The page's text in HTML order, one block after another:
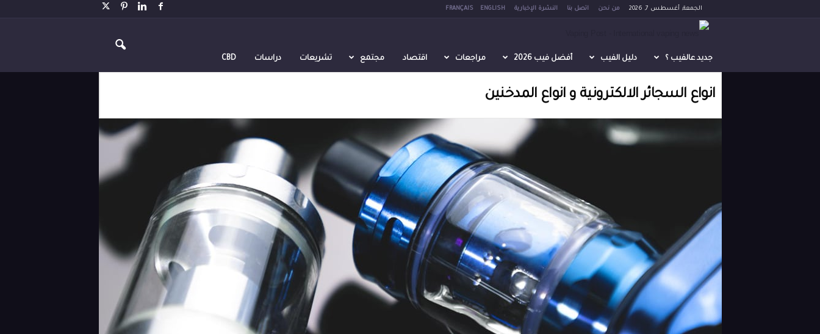
الجمعة, أغسطس 7, 2026 من نحن اتصل بنا النشرة الإخبارية ENGLISH
FRANÇAIS
a
p
P
o
s
t
CBD دراسات تشريعات مجتمع اقتصاد مراجعات أفضل فيب 2026 دليل الفيب جديد عالفيب ؟
انواع السجائر الالكترونية و انواع المدخنين